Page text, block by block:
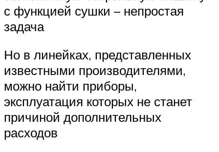
с функцией сушки – непростая
задача
Но в линейках, представленных
известными производителями,
можно найти приборы,
эксплуатация которых не станет
причиной дополнительных
расходов